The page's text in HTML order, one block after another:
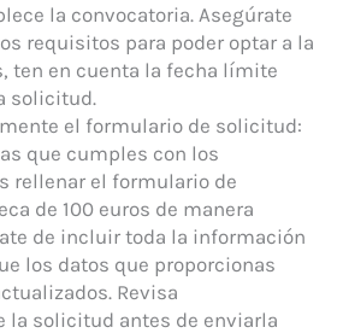
la convocatoria. Asegúrate
requisitos para poder optar a la
ten en cuenta la fecha límite
solicitud.
el formulario de solicitud:
que cumples con los
rellenar el formulario de
de 100 euros de manera
de incluir toda la información
los datos que proporcionas
Revisa
la solicitud antes de enviarla